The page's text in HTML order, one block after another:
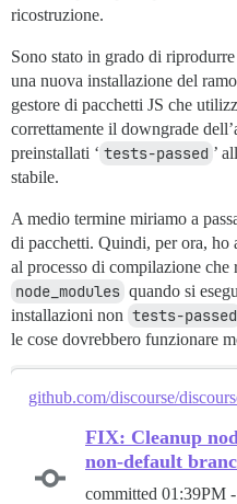
ricostruzione.
Sono stato in grado di riprodurre
una nuova installazione del
gestore di pacchetti JS che
correttamente il downgrade
preinstallati ‘ tests-passed ’
stabile.
A medio termine miriamo a
di pacchetti. Quindi, per ora, ho
al processo di compilazione
node_modules quando si
installazioni non tests-passed
le cose dovrebbero funzionare
github.com/discourse/
FIX: Cleanup
non-default
committed 01:39PM